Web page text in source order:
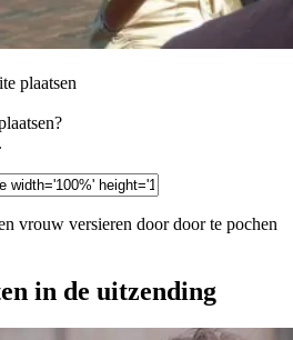
plaatsen
vrouw versieren door door te pochen
in de uitzending